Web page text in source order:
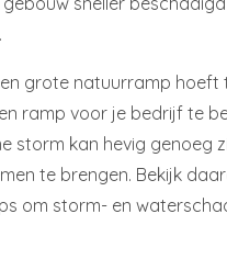
grote natuurramp hoeft
ramp voor je bedrijf te
storm kan hevig genoeg
te brengen. Bekijk
om storm- en